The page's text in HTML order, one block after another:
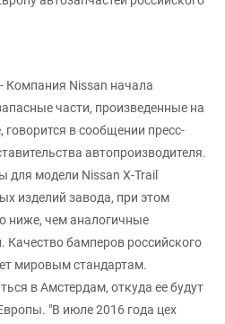
Nissan начала
части, произведенные на
говорится в сообщении пресс-
автопроизводителя.
для модели Nissan X-Trail
изделий завода, при этом
ниже, чем аналогичные
бамперов российского
мировым стандартам.
в Амстердам, откуда ее будут
"В июле 2016 года цех